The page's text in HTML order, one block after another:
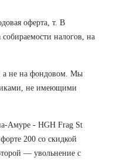
оферта, т. В
собираемости налогов, на
а не на фондовом. Мы
не имеющими
Амуре - HGH Frag St
200 со скидкой
— увольнение с